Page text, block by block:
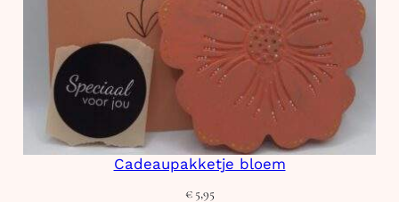
Cadeaupakketje bloem
€5,95